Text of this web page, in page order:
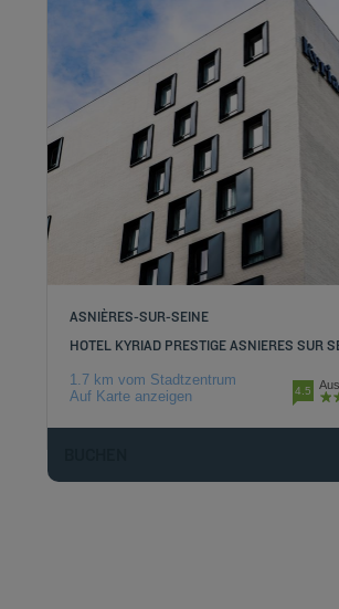
ASNIÈRES-SUR-SEINE
HOTEL KYRIAD PRESTIGE ASNIERES SUR
1.7 km vom Stadtzentrum
Auf Karte anzeigen
4.5